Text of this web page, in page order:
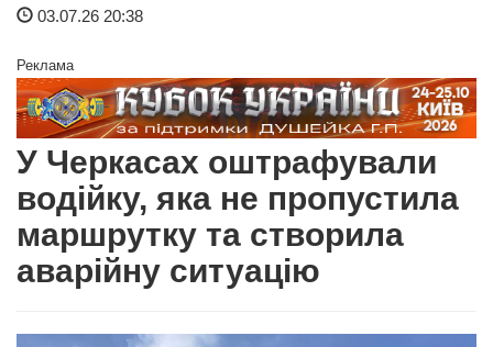
03.07.26 20:38
Реклама
У Черкасах оштрафували
водійку, яка не пропустила
маршрутку та створила
аварійну ситуацію